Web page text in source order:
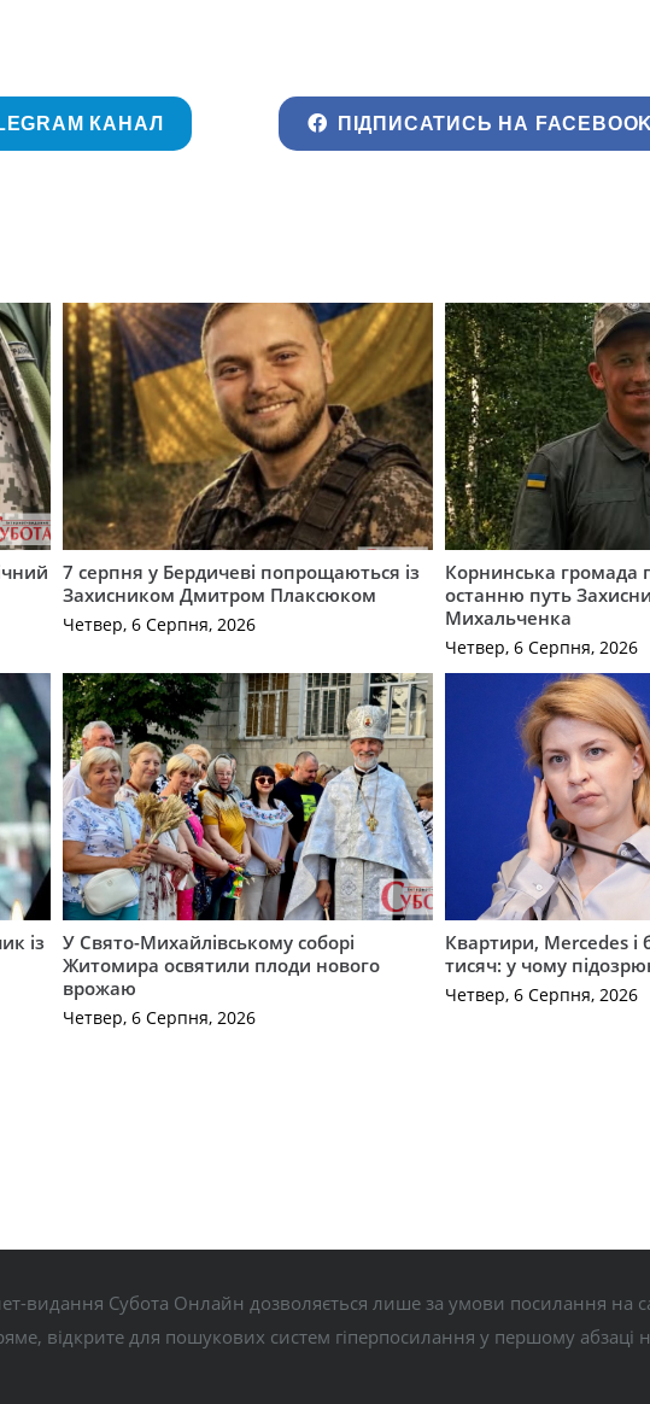
КАНАЛ ПІДПИСАТИСЬ НА
7 серпня у Бердичеві попрощаються із
Захисником Дмитром Плаксюком
Четвер, 6 Серпня, 2026
Корнинська громада
останню путь
Михальченка
Четвер, 6 Серпня, 2026
із
У Свято-Михайлівському соборі
Житомира освятили плоди нового
врожаю
Четвер, 6 Серпня, 2026
Квартири, Mercedes і
тисяч: у чому
Четвер, 6 Серпня, 2026
видання Субота Онлайн дозволяється лише за умови посилання на
відкрите для пошукових систем гіперпосилання у першому абзаці